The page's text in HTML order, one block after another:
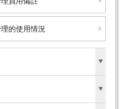
的使用情況